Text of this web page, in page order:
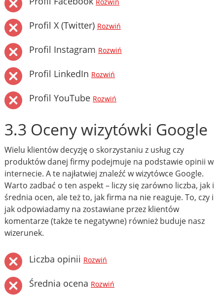
Rozwiń
Profil X (Twitter) Rozwiń
Profil Instagram Rozwiń
Profil LinkedIn Rozwiń
Profil YouTube Rozwiń
3.3 Oceny wizytówki Google
Wielu klientów decyzję o skorzystaniu z usług czy
produktów danej firmy podejmuje na podstawie opinii w
internecie. A te najłatwiej znaleźć w wizytówce Google.
Warto zadbać o ten aspekt – liczy się zarówno liczba, jak i
średnia ocen, ale też to, jak firma na nie reaguje. To, czy i
jak odpowiadamy na zostawiane przez klientów
komentarze (także te negatywne) również buduje nasz
wizerunek.
Liczba opinii Rozwiń
Średnia ocena Rozwiń